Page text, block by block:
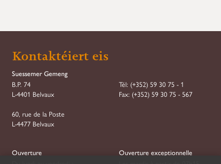
Kontaktéiert eis
Suessemer Gemeng
B.P. 74
L-4401 Belvaux
60, rue de la Poste
L-4477 Belvaux
Tél: (+352) 59 30 75 - 1
Fax: (+352) 59 30 75 - 567
Ouverture
Ouverture exceptionnelle